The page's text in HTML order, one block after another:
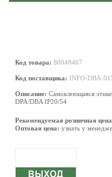
Код товара: Б0048467
Код поставщика: INFO-DBA-
Описание: Самоклеющаяся
DPA/DBA IP20/54
Рекомендуемая розничная
Оптовая цена: узнать у